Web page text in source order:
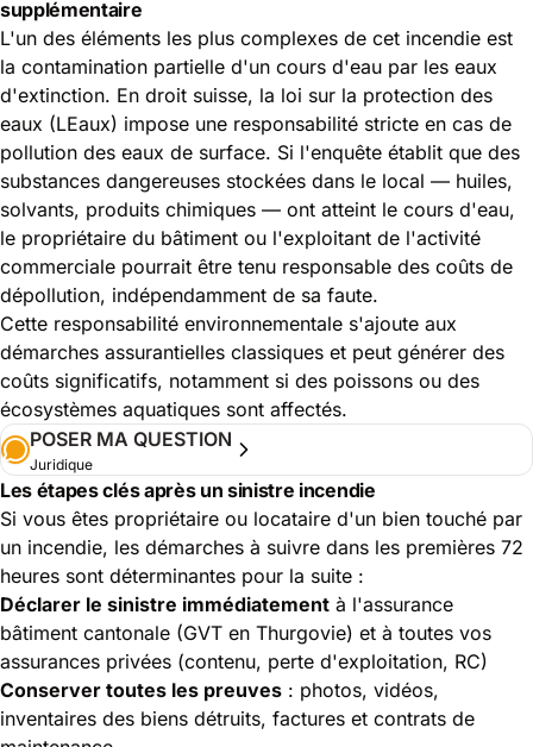
supplémentaire
L'un des éléments les plus complexes de cet incendie est
la contamination partielle d'un cours d'eau par les eaux
d'extinction. En droit suisse, la loi sur la protection des
eaux (LEaux) impose une responsabilité stricte en cas de
pollution des eaux de surface. Si l'enquête établit que des
substances dangereuses stockées dans le local — huiles,
solvants, produits chimiques — ont atteint le cours d'eau,
le propriétaire du bâtiment ou l'exploitant de l'activité
commerciale pourrait être tenu responsable des coûts de
dépollution, indépendamment de sa faute.
Cette responsabilité environnementale s'ajoute aux
démarches assurantielles classiques et peut générer des
coûts significatifs, notamment si des poissons ou des
écosystèmes aquatiques sont affectés.
POSER MA QUESTION
Juridique
Les étapes clés après un sinistre incendie
Si vous êtes propriétaire ou locataire d'un bien touché par
un incendie, les démarches à suivre dans les premières 72
heures sont déterminantes pour la suite :
Déclarer le sinistre immédiatement à l'assurance
bâtiment cantonale (GVT en Thurgovie) et à toutes vos
assurances privées (contenu, perte d'exploitation, RC)
Conserver toutes les preuves : photos, vidéos,
inventaires des biens détruits, factures et contrats de